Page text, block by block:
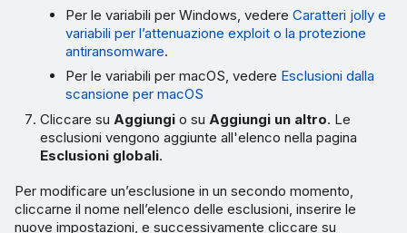
Per le variabili per Windows, vedereCaratteri jolly e
variabili per l’attenuazione exploit o la protezione
antiransomware.
Per le variabili per macOS, vedere Esclusioni dalla
scansione per macOS
Cliccare suAggiungi o suAggiungi un altro. Le
esclusioni vengono aggiunte all'elenco nella pagina
Esclusioni globali.
Per modificare un’esclusione in un secondo momento,
cliccarne il nome nell’elenco delle esclusioni, inserire le
nuove impostazioni, e successivamente cliccare su